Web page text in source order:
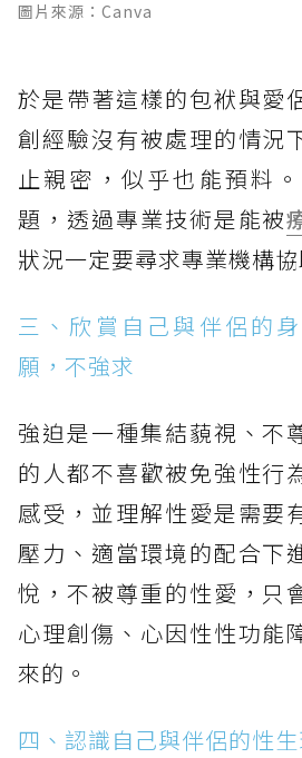
圖片來源：Canva
於是帶著這樣的包袱與愛
創經驗沒有被處理的情況
止親密，似乎也能預料
題，透過專業技術是能被
狀況一定要尋求專業機構協
三、欣賞自己與伴侶的
願，不強求
強迫是一種集結藐視、不
的人都不喜歡被免強性行
感受，並理解性愛是需要
壓力、適當環境的配合下
悅，不被尊重的性愛，只
心理創傷、心因性性功能
來的。
四、認識自己與伴侶的性